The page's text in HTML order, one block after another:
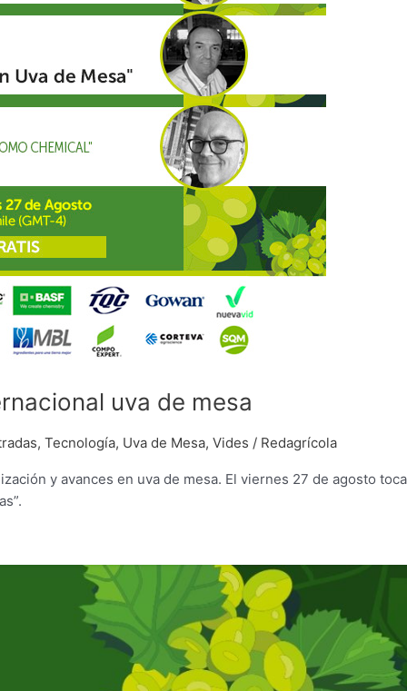
uva de mesa
, Tecnología, Uva de Mesa, Vides / Redagrícola
y avances en uva de mesa. El viernes 27 de agosto